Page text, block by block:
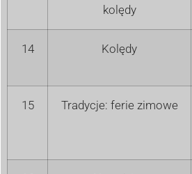
kolędy
14 Kolędy
15 Tradycje: ferie zimowe